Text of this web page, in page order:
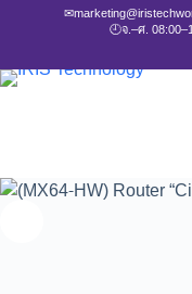
✉
🕘จ.–ศ.